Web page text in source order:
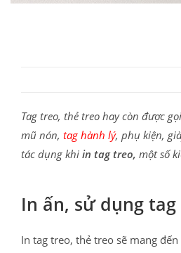
Tag treo, thẻ treo hay còn được
mũ nón, tag hành lý, phụ kiện,
tác dụng khi in tag treo, một số
In ấn, sử dụng
In tag treo, thẻ treo sẽ mang